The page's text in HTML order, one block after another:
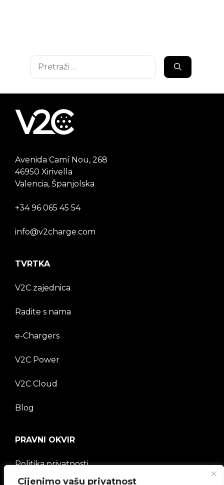
Cijenimo vašu privatnost
Pretraži:
Avenida Camí Nou, 268
46950 Xirivella
Valencia, Španjolska
+34 96 065 45 54
info@v2charge.com
TVRTKA
V2C zajednica
Radite s nama
e-Chargers
V2C Power
V2C Cloud
Blog
PRAVNI OKVIR
Politika privatnosti